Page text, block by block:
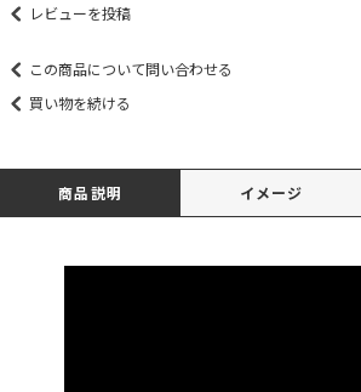
レビューを投稿
この商品について問い合わせる
買い物を続ける
商品説明 イメージ